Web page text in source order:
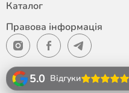
Каталог
Правова інформація
5.0 Відгуки